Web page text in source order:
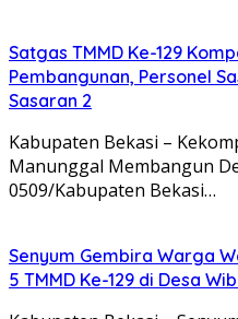
Satgas TMMD Ke-129
Pembangunan, Personel
Sasaran 2
Kabupaten Bekasi –
Manunggal Membangun
0509/Kabupaten Bekasi…
Senyum Gembira Warga
5 TMMD Ke-129 di Desa